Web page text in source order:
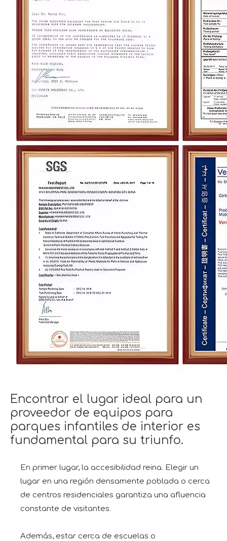
Encontrar el lugar ideal para un
proveedor de equipos para
parques infantiles de interior es
fundamental para su triunfo.
En primer lugar, la accesibilidad reina. Elegir un
lugar en una región densamente poblada o cerca
de centros residenciales garantiza una afluencia
constante de visitantes.
Además, estar cerca de escuelas o